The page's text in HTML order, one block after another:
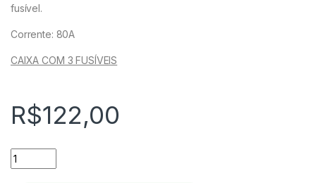
fusível.
Corrente: 80A
CAIXA COM 3 FUSÍVEIS
R$122,00
Fusível Retardado - Contato Faca FNH00-80U WEG